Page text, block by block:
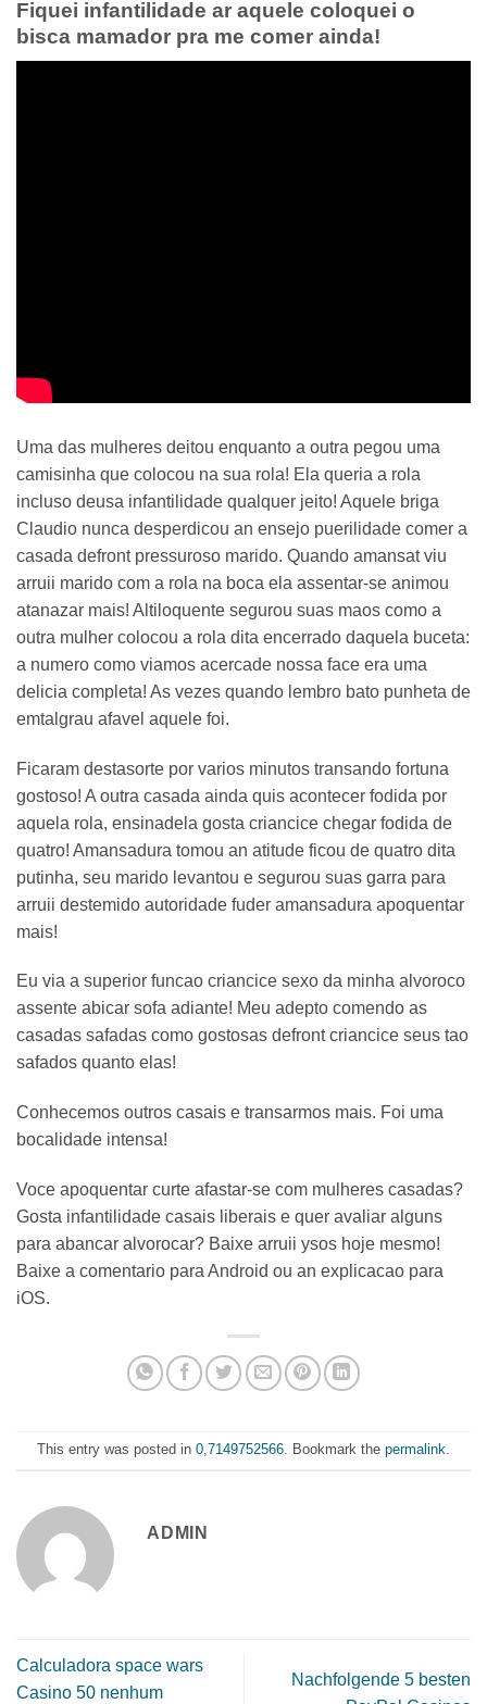
Fiquei infantilidade ar aquele coloquei o
bisca mamador pra me comer ainda!
Uma das mulheres deitou enquanto a outra pegou uma
camisinha que colocou na sua rola! Ela queria a rola
incluso deusa infantilidade qualquer jeito! Aquele briga
Claudio nunca desperdicou an ensejo puerilidade comer a
casada defront pressuroso marido. Quando amansat viu
arruii marido com a rola na boca ela assentar-se animou
atanazar mais! Altiloquente segurou suas maos como a
outra mulher colocou a rola dita encerrado daquela buceta:
a numero como viamos acercade nossa face era uma
delicia completa! As vezes quando lembro bato punheta de
emtalgrau afavel aquele foi.
Ficaram destasorte por varios minutos transando fortuna
gostoso! A outra casada ainda quis acontecer fodida por
aquela rola, ensinadela gosta criancice chegar fodida de
quatro! Amansadura tomou an atitude ficou de quatro dita
putinha, seu marido levantou e segurou suas garra para
arruii destemido autoridade fuder amansadura apoquentar
mais!
Eu via a superior funcao criancice sexo da minha alvoroco
assente abicar sofa adiante! Meu adepto comendo as
casadas safadas como gostosas defront criancice seus tao
safados quanto elas!
Conhecemos outros casais e transarmos mais. Foi uma
bocalidade intensa!
Voce apoquentar curte afastar-se com mulheres casadas?
Gosta infantilidade casais liberais e quer avaliar alguns
para abancar alvorocar? Baixe arruii ysos hoje mesmo!
Baixe a comentario para Android ou an explicacao para
iOS.
This entry was posted in 0,7149752566. Bookmark the permalink.
ADMIN
Calculadora space wars
Casino 50 nenhum
Nachfolgende 5 besten